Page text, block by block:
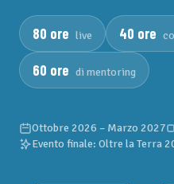
80 ore live 40 ore
60 ore di mentoring
Ottobre 2026 – Marzo 2027
Evento finale: Oltre la Terra